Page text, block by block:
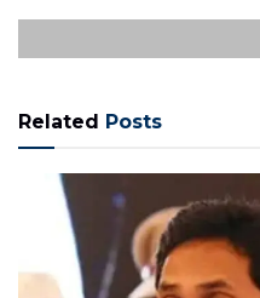
Related Posts